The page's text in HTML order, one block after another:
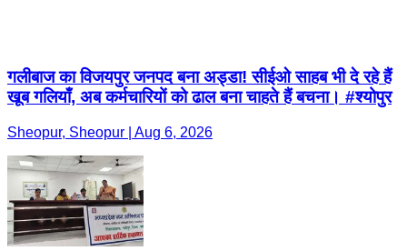
गलीबाज का विजयपुर जनपद बना अड्डा! सीईओ साहब भी दे रहे हैं
खूब गलियाँ, अब कर्मचारियों को ढाल बना चाहते हैं बचना। #श्योपुर
Sheopur, Sheopur | Aug 6, 2026